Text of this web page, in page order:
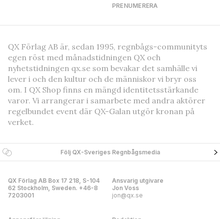
PRENUMERERA
QX Förlag AB är, sedan 1995, regnbågs-communityts
egen röst med månadstidningen QX och
nyhetstidningen qx.se som bevakar det samhälle vi
lever i och den kultur och de människor vi bryr oss
om. I QX Shop finns en mängd identitetsstärkande
varor. Vi arrangerar i samarbete med andra aktörer
regelbundet event där QX-Galan utgör kronan på
verket.
Följ QX-Sveriges Regnbågsmedia
QX Förlag AB Box 17 218, S-104
62 Stockholm, Sweden. +46-8
7203001
Ansvarig utgivare
Jon Voss
jon@qx.se